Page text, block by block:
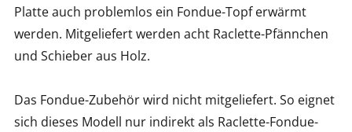
Platte auch problemlos ein Fondue-Topf erwärmt
werden. Mitgeliefert werden acht Raclette-Pfännchen
und Schieber aus Holz.
Das Fondue-Zubehör wird nicht mitgeliefert. So eignet
sich dieses Modell nur indirekt als Raclette-Fondue-